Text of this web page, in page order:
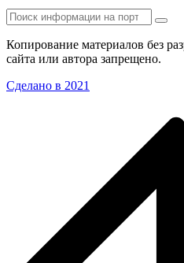
Копирование материалов без
сайта или автора запрещено.
Сделано в 2021